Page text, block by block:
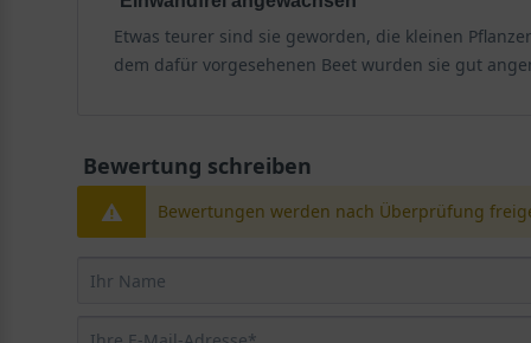
Herkunft und Wuchsform
harmonisch in mittlere und hintere Beetbereiche ein.
bei. Diese Wuchsform macht den Kerzen-Knöterich
Etwas teurer sind sie geworden, die kleinen
dem dafür vorgesehenen Beet wurden sie gut
Bewertung schreiben
Bewertungen werden nach Überprüfung